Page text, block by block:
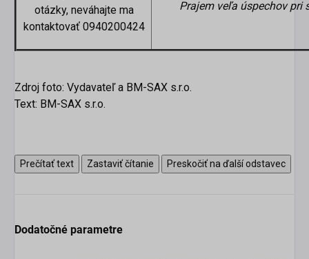
otázky, neváhajte ma
kontaktovať 0940200424
Prajem veľa úspechov pri
Zdroj foto: Vydavateľ a BM-SAX s.r.o.
Text: BM-SAX s.r.o.
Prečítať text Zastaviť čítanie Preskočiť na ďalší odstavec
Dodatočné parametre